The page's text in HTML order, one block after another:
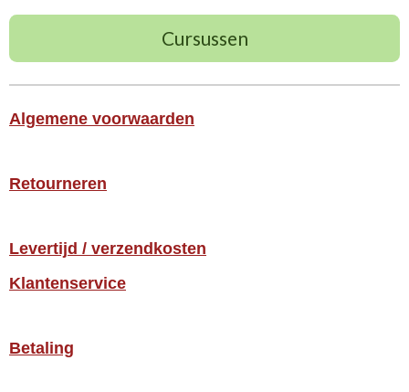
Cursussen
Algemene voorwaarden
Retourneren
Levertijd / verzendkosten
Klantenservice
Betaling